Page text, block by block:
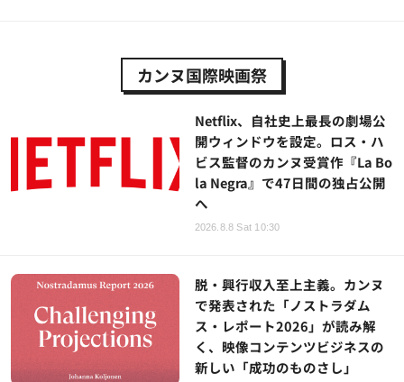
カンヌ国際映画祭
Netflix、自社史上最長の劇場公
開ウィンドウを設定。ロス・ハ
ビス監督のカンヌ受賞作『La Bo
la Negra』で47日間の独占公開
へ
2026.8.8 Sat 10:30
脱・興行収入至上主義。カンヌ
で発表された「ノストラダム
ス・レポート2026」が読み解
く、映像コンテンツビジネスの
新しい「成功のものさし」